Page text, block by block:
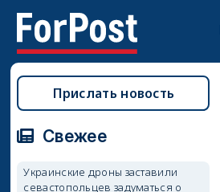
Прислать новость
Свежее
Украинские дроны заставили
севастопольцев задуматься о